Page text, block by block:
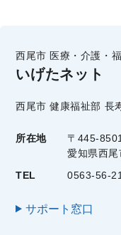
西尾市 医療・介護・
いげたネット
西尾市 健康福祉部 長
所在地
〒445-8501
愛知県西
TEL
0563-56-
サポート窓口